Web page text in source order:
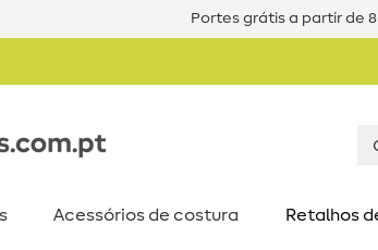
Portes grátis a partir de
Acessórios de costura​ Retalhos